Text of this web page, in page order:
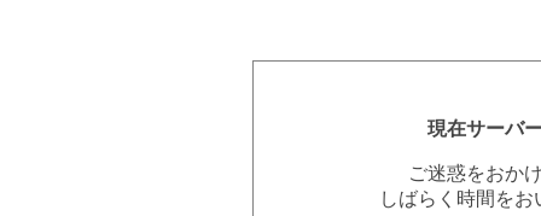
現在サーバ
ご迷惑をおか
しばらく時間を